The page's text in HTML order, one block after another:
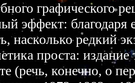
графического
эффект:
насколько редкий
проста:
(речь, конечно, о